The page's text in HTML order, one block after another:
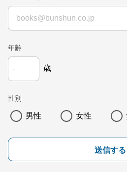
年齢
歳
性別
男性 女性
送信する